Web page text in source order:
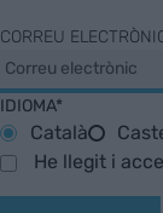
CORREU
IDIOMA*
Català
He llegit i